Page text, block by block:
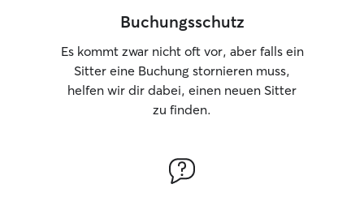
Buchungsschutz
Es kommt zwar nicht oft vor, aber falls ein
Sitter eine Buchung stornieren muss,
helfen wir dir dabei, einen neuen Sitter
zu finden.